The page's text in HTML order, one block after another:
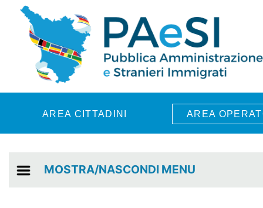
Skip to main content
AREA CITTADINI AREA
MOSTRA/NASCONDI MENU